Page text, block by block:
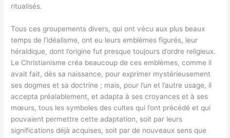
ritualisés.
Tous ces groupements divers, qui ont vécu aux plus beaux
temps de l’idéalisme, ont eu leurs emblèmes figurés, leur
héraldique, dont l’origine fut presque toujours d’ordre religieux.
Le Christianisme créa beaucoup de ces emblèmes, comme il
avait fait, dès sa naissance, pour exprimer mystérieusement
ses dogmes et sa doctrine ; mais, pour l’un et l’autre usage, il
accepta préalablement, et adapta à ses croyances et à ses
mœurs, tous les symboles des cultes qui l’ont précédé et qui
pouvaient permettre cette adaptation, soit par leurs
significations déjà acquises, soit par de nouveaux sens que